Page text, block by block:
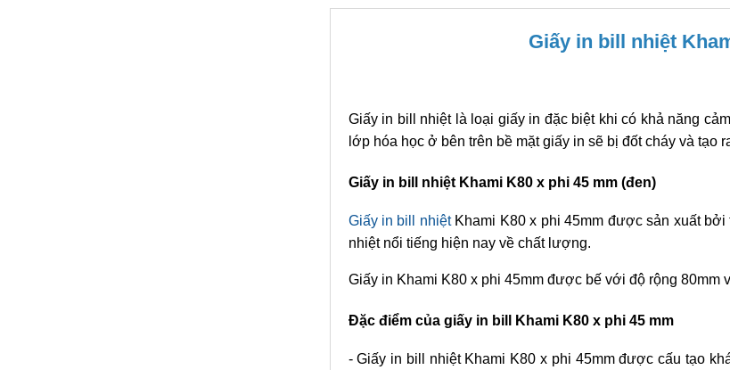
Giấy in bill nhiệt
Giấy in bill nhiệt là loại giấy in đặc biệt khi có khả năng
lớp hóa học ở bên trên bề mặt giấy in sẽ bị đốt cháy và tạo
Giấy in bill nhiệt Khami K80 x phi 45 mm (đen)
Giấy in bill nhiệtKhami K80 x phi 45mm được sản xuất
nhiệt nổi tiếng hiện nay về chất lượng.
Giấy in Khami K80 x phi 45mm được bế với độ rộng 80mm
Đặc điểm của giấy in bill Khami K80 x phi 45 mm
- Giấy in bill nhiệt Khami K80 x phi 45mm được cấu tạo